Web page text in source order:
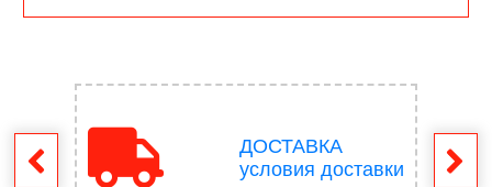
ДОСТАВКА
условия доставки